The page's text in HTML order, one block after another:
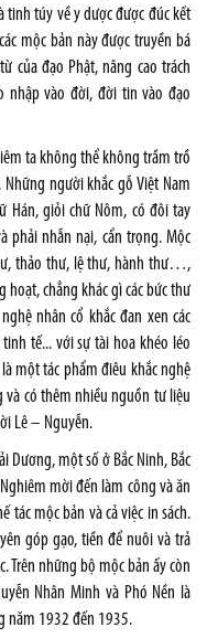
tinh túy về y dược được đúc kết
mộc bản này được truyền bá
của đạo Phật, nâng cao trách
nhập vào đời, đời tin vào đạo
ta không thể không trầm trồ
người khắc gỗ Việt Nam
Hán, giỏi chữ Nôm, có đôi tay
phải nhẫn nại, cẩn trọng. Mộc
thảo thư, lệ thư, hành thư…,
chẳng khác gì các bức thư
nhân cổ khắc đan xen các
tế... với sự tài hoa khéo léo
một tác phẩm điêu khắc nghệ
có thêm nhiều nguồn tư liệu
Lê – Nguyễn.
Dương, một số ở Bắc Ninh, Bắc
mời đến làm công và ăn
tác mộc bản và cả việc in sách.
góp gạo, tiền để nuôi và trả
Trên những bộ mộc bản ấy còn
Nhân Minh và Phó Nền là
năm 1932 đến 1935.